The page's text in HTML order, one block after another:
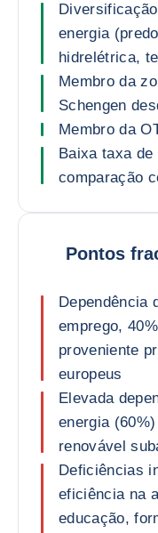
energia
hidrelétrica,
Membro da
Schengen
Membro da
Baixa taxa de
comparação
Pontos
Dependência
emprego,
proveniente
europeus
Elevada
energia
renovável
Deficiências
eficiência na
educação,